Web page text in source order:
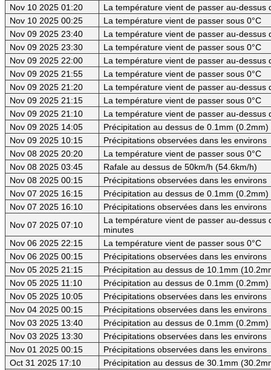
Nov 10 2025 01:20
La température vient de passer au-dessus
Nov 10 2025 00:25
La température vient de passer sous 0°C
Nov 09 2025 23:40
La température vient de passer au-dessus
Nov 09 2025 23:30
La température vient de passer sous 0°C
Nov 09 2025 22:00
La température vient de passer au-dessus
Nov 09 2025 21:55
La température vient de passer sous 0°C
Nov 09 2025 21:20
La température vient de passer au-dessus
Nov 09 2025 21:15
La température vient de passer sous 0°C
Nov 09 2025 21:10
La température vient de passer au-dessus
Nov 09 2025 14:05
Précipitation au dessus de 0.1mm
Nov 09 2025 10:15
Précipitations observées dans les environs
Nov 08 2025 20:20
La température vient de passer sous 0°C
Nov 08 2025 03:45
Rafale au dessus de 50km/h (54.6km/h)
Nov 08 2025 00:15
Précipitations observées dans les environs
Nov 07 2025 16:15
Précipitation au dessus de 0.1mm
Nov 07 2025 16:10
Précipitations observées dans les environs
Nov 07 2025 07:10
La température vient de passer au-
minutes
Nov 06 2025 22:15
La température vient de passer sous 0°C
Nov 06 2025 00:15
Précipitations observées dans les environs
Nov 05 2025 21:15
Précipitation au dessus de 10.1mm
Nov 05 2025 11:10
Précipitation au dessus de 0.1mm
Nov 05 2025 10:05
Précipitations observées dans les environs
Nov 04 2025 00:15
Précipitations observées dans les environs
Nov 03 2025 13:40
Précipitation au dessus de 0.1mm
Nov 03 2025 13:30
Précipitations observées dans les environs
Nov 01 2025 00:15
Précipitations observées dans les environs
Oct 31 2025 17:10
Précipitation au dessus de 30.1mm